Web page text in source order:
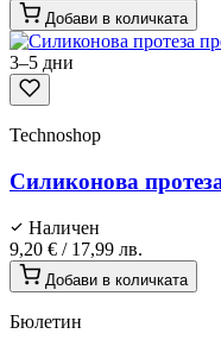
Добави в количката
3–5 дни
Technoshop
Силиконова
Наличен
9,20 € / 17,99 лв.
Добави в количката
Бюлетин